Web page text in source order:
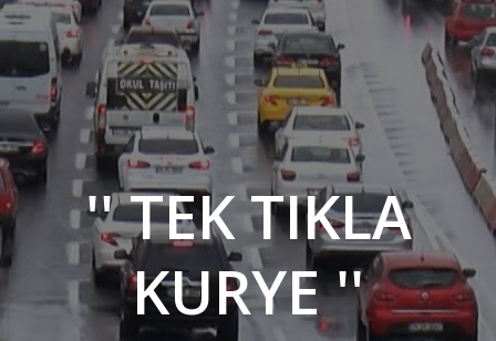
'' TEK TIKLA
KURYE ''